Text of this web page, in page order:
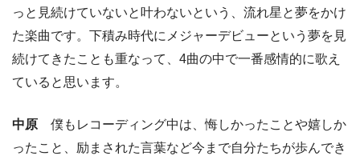
っと見続けていないと叶わないという、流れ星と夢をかけ
た楽曲です。下積み時代にメジャーデビューという夢を見
続けてきたことも重なって、4曲の中で一番感情的に歌え
ていると思います。
中原 僕もレコーディング中は、悔しかったことや嬉しか
ったこと、励まされた言葉など今まで自分たちが歩んでき